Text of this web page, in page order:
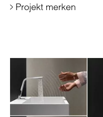
Projekt merken